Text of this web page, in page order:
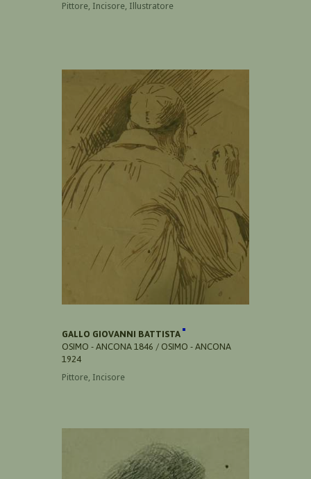
Pittore, Incisore, Illustratore
GALLO GIOVANNI BATTISTA
OSIMO - ANCONA 1846 / OSIMO - ANCONA
1924
Pittore, Incisore